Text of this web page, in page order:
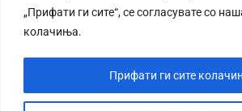
„Прифати ги сите“, се согласувате со
колачиња.
Прифати ги сите